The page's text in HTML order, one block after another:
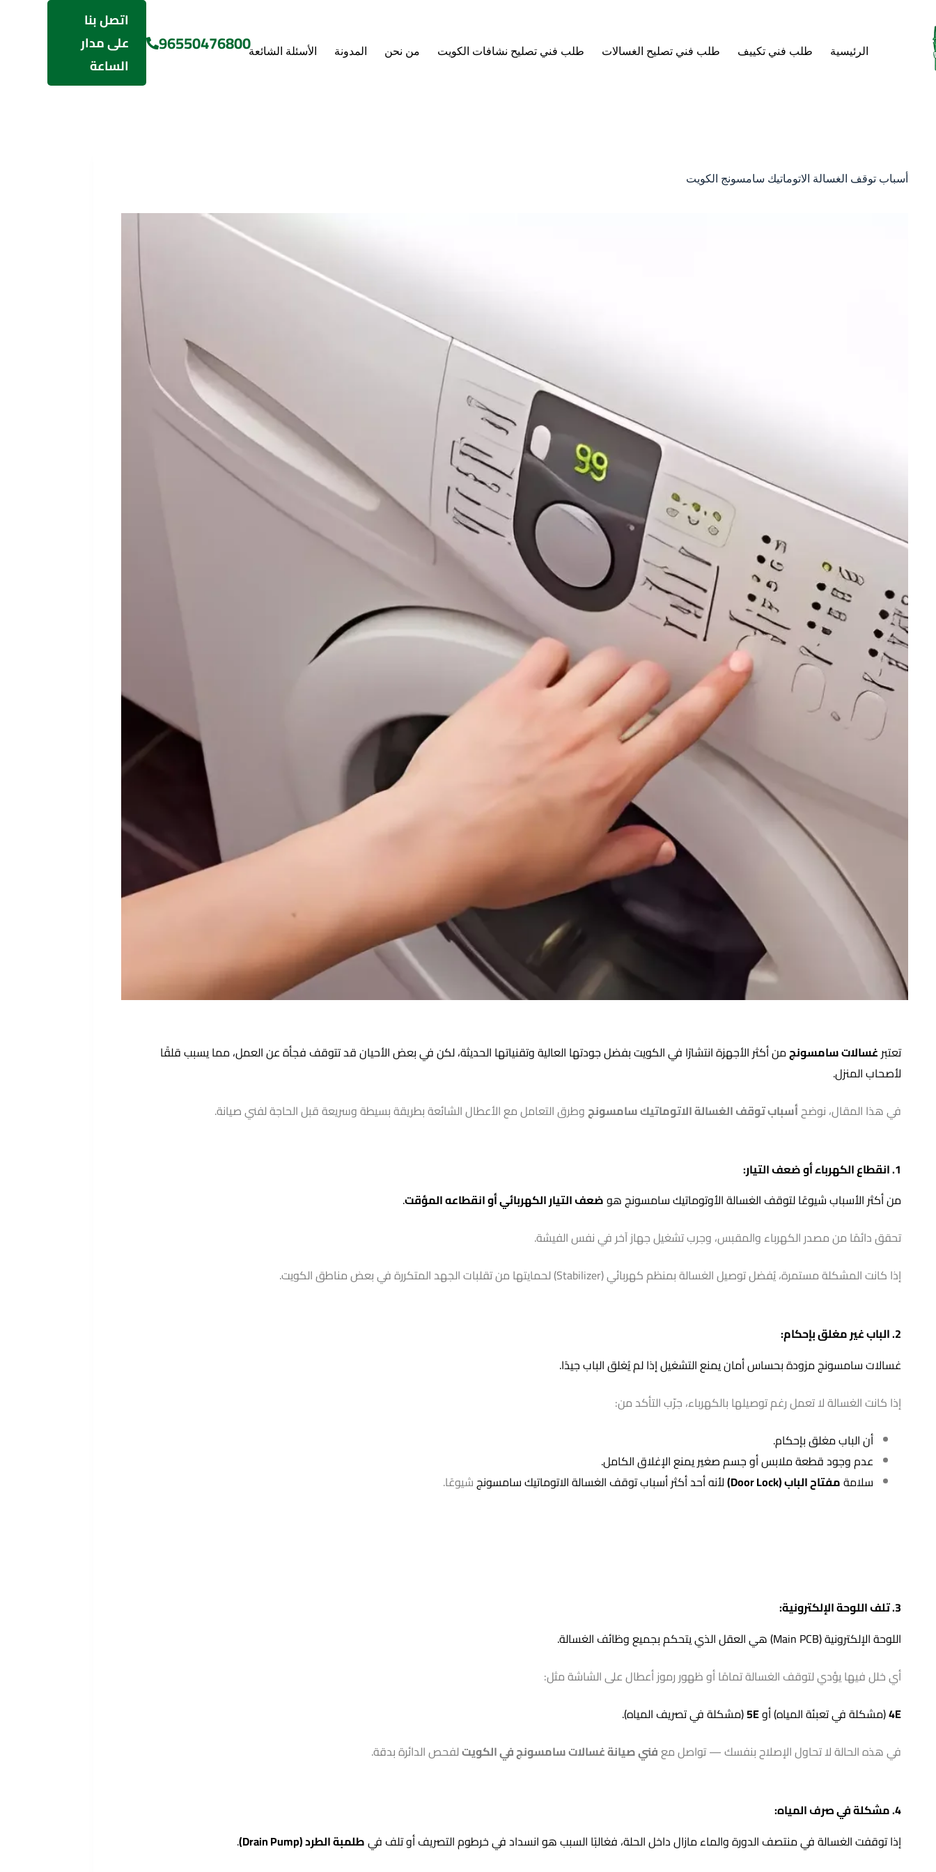
الرئيسية طلب فني تكييف طلب فني تصليح الغسالات طلب فني تصليح نشافات الكويت من نحن المدونة الأسئلة الشائعة96550476800
اتصل بنا
على مدار
الساعة
أسباب توقف الغسالة الاتوماتيك سامسونج الكويت
تعتبر غسالات سامسونجمن أكثر الأجهزة انتشارًا في الكويت بفضل جودتها العالية وتقنياتها الحديثة، لكن في بعض الأحيان قد تتوقف فجأة عن العمل، مما يسبب قلقًا
لأصحاب المنزل.
في هذا المقال، نوضحأسباب توقف الغسالة الاتوماتيك سامسونجوطرق التعامل مع الأعطال الشائعة بطريقة بسيطة وسريعة قبل الحاجة لفني صيانة.
1. انقطاع الكهرباء أو ضعف التيار:
من أكثر الأسباب شيوعًا لتوقف الغسالة الأوتوماتيك سامسونج هوضعف التيار الكهربائي أو انقطاعه المؤقت.
تحقق دائمًا من مصدر الكهرباء والمقبس، وجرب تشغيل جهاز آخر في نفس الفيشة.
إذا كانت المشكلة مستمرة، يُفضل توصيل الغسالة بمنظم كهربائي (Stabilizer) لحمايتها من تقلبات الجهد المتكررة في بعض مناطق الكويت.
2. الباب غير مغلق بإحكام:
غسالات سامسونج مزودة بحساس أمان يمنع التشغيل إذا لم يُغلق الباب جيدًا.
إذا كانت الغسالة لا تعمل رغم توصيلها بالكهرباء، جرّب التأكد من:
أن الباب مغلق بإحكام.
عدم وجود قطعة ملابس أو جسم صغير يمنع الإغلاق الكامل.
سلامةمفتاح الباب (Door Lock) لأنه أحد أكثر أسباب توقف الغسالة الاتوماتيك سامسونجشيوعًا.
3. تلف اللوحة الإلكترونية: